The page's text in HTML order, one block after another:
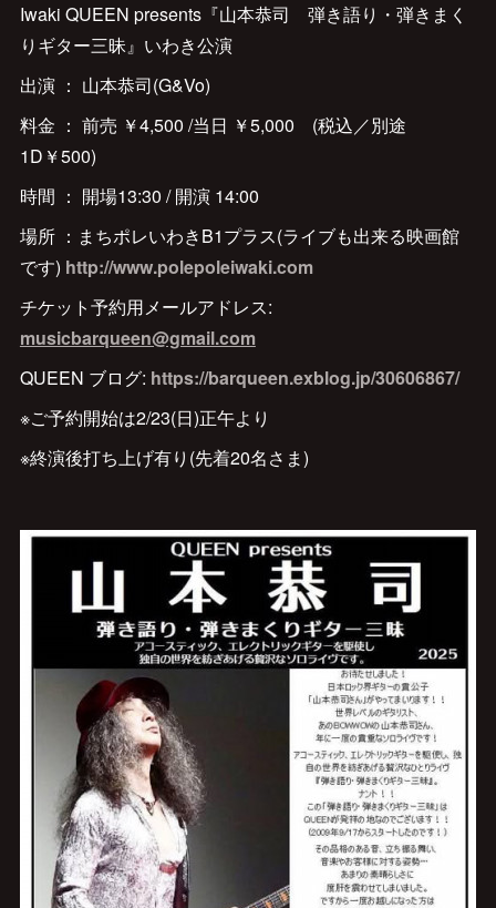
Iwaki QUEEN presents『山本恭司 弾き語り・弾きまく
りギター三昧』いわき公演
出演 ： 山本恭司(G&Vo)
料金 ： 前売 ￥4,500 /当日 ￥5,000 (税込／別途
1D￥500)
時間 ： 開場13:30 / 開演 14:00
場所 ：まちポレいわきB1プラス(ライブも出来る映画館
です) http://www.polepoleiwaki.com
チケット予約用メールアドレス:
musicbarqueen@gmail.com
QUEEN ブログ: https://barqueen.exblog.jp/30606867/
※ご予約開始は2/23(日)正午より
※終演後打ち上げ有り(先着20名さま)